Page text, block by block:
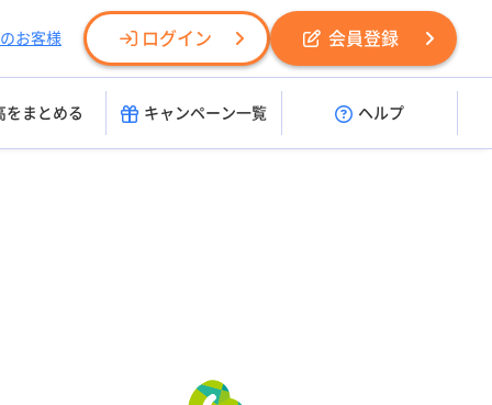
お客様 ログイン 会員登録
をまとめる キャンペーン一覧 ヘルプ